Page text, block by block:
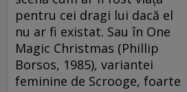
pentru cei dragi lui dacă el
nu ar fi existat. Sau în One
Magic Christmas (Phillip
Borsos, 1985), variantei
feminine de Scrooge, foarte